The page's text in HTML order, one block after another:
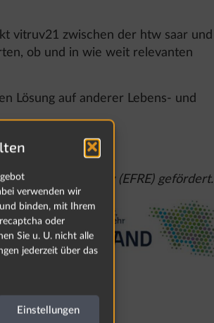
verwenden wir
binden, mit Ihrem
oder
Sie u. U. nicht alle
jederzeit über das
Einstellungen
vitruv21 zwischen der htw saar und
ob und in wie weit relevanten
Lösung auf anderer Lebens- und
Entwicklung (EFRE) gefördert.